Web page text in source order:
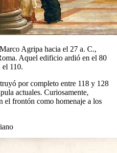
Agripa hacia el 27 a. C.,
Aquel edificio ardió en el 80
el 110.
por completo entre 118 y 128
actuales. Curiosamente,
el frontón como homenaje a los